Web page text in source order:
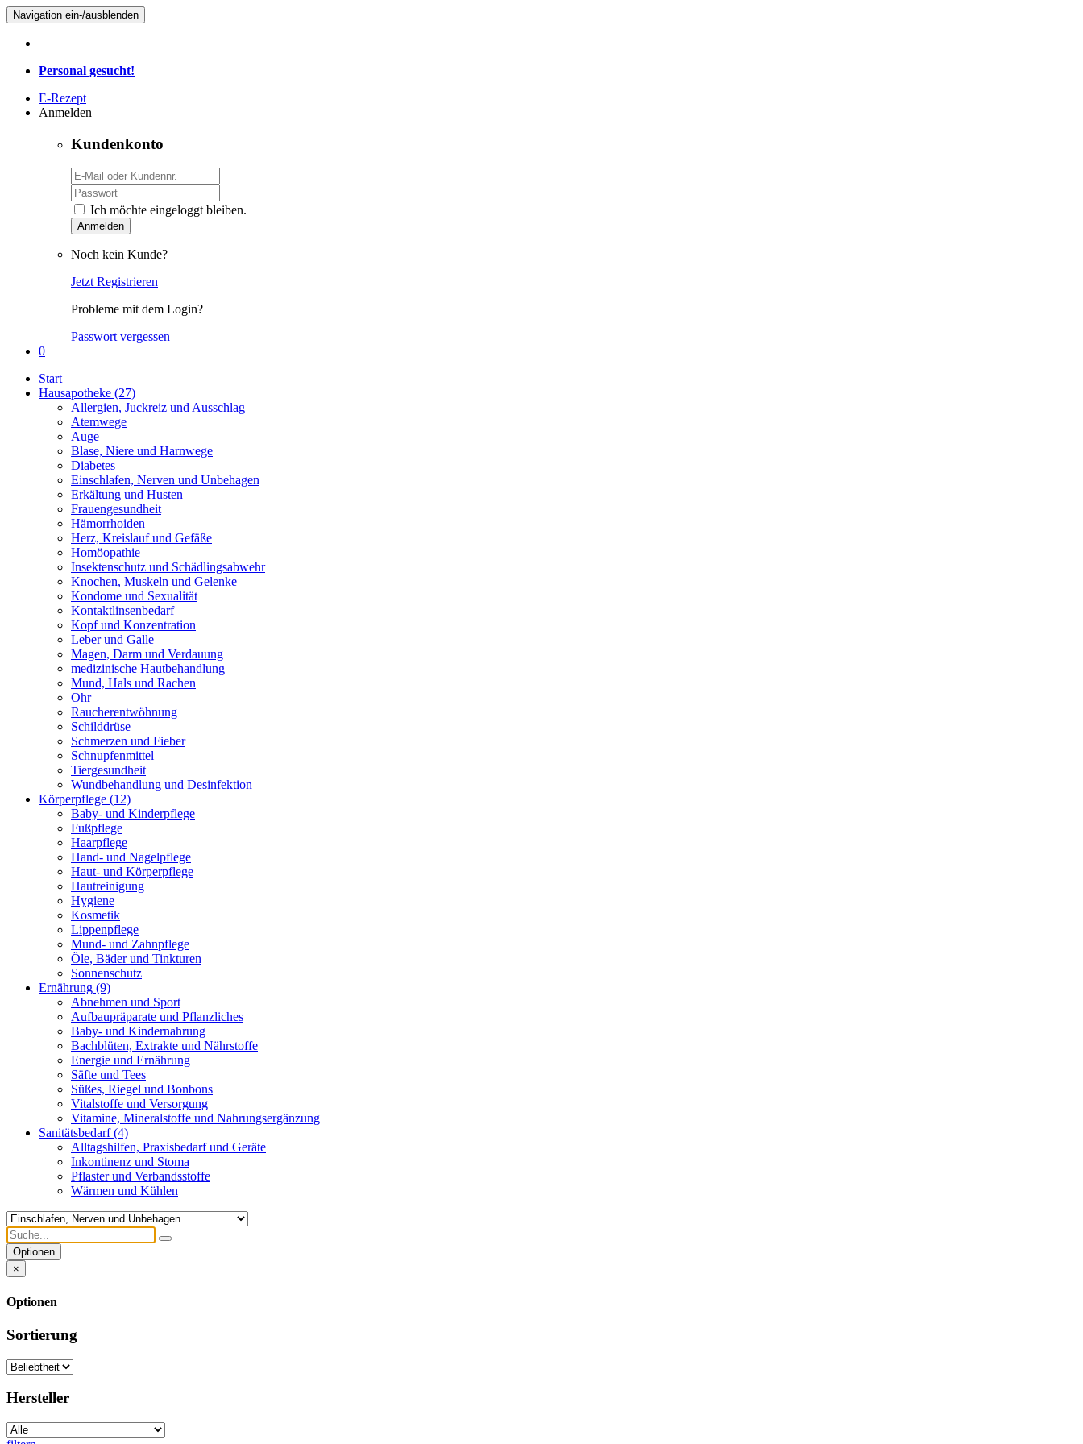
Navigation ein-/ausblenden
Personal gesucht!
E-Rezept
Anmelden
Kundenkonto
Ich möchte eingeloggt bleiben.
Anmelden
Noch kein Kunde?
Jetzt Registrieren
Probleme mit dem Login?
Passwort vergessen
0
Start
Hausapotheke (27)
Allergien, Juckreiz und Ausschlag
Atemwege
Auge
Blase, Niere und Harnwege
Diabetes
Einschlafen, Nerven und Unbehagen
Erkältung und Husten
Frauengesundheit
Hämorrhoiden
Herz, Kreislauf und Gefäße
Homöopathie
Insektenschutz und Schädlingsabwehr
Knochen, Muskeln und Gelenke
Kondome und Sexualität
Kontaktlinsenbedarf
Kopf und Konzentration
Leber und Galle
Magen, Darm und Verdauung
medizinische Hautbehandlung
Mund, Hals und Rachen
Ohr
Raucherentwöhnung
Schilddrüse
Schmerzen und Fieber
Schnupfenmittel
Tiergesundheit
Wundbehandlung und Desinfektion
Körperpflege (12)
Baby- und Kinderpflege
Fußpflege
Haarpflege
Hand- und Nagelpflege
Haut- und Körperpflege
Hautreinigung
Hygiene
Kosmetik
Lippenpflege
Mund- und Zahnpflege
Öle, Bäder und Tinkturen
Sonnenschutz
Ernährung (9)
Abnehmen und Sport
Aufbaupräparate und Pflanzliches
Baby- und Kindernahrung
Bachblüten, Extrakte und Nährstoffe
Energie und Ernährung
Säfte und Tees
Süßes, Riegel und Bonbons
Vitalstoffe und Versorgung
Vitamine, Mineralstoffe und Nahrungsergänzung
Sanitätsbedarf(4)
Alltagshilfen, Praxisbedarf und Geräte
Inkontinenz und Stoma
Pflaster und Verbandsstoffe
Wärmen und Kühlen
Optionen
×
Optionen
Sortierung
Hersteller